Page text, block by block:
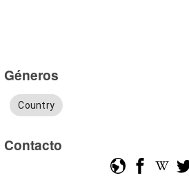
Géneros
Country
Contacto